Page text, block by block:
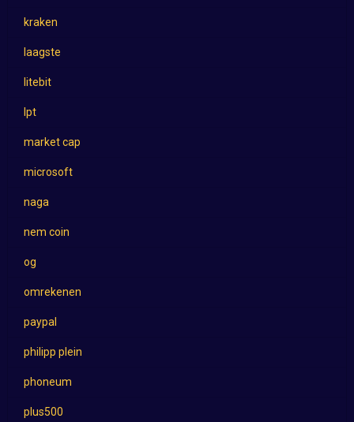
kraken
laagste
litebit
lpt
market cap
microsoft
naga
nem coin
og
omrekenen
paypal
philipp plein
phoneum
plus500